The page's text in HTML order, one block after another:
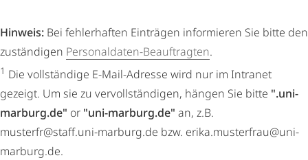
Hinweis: Bei fehlerhaften Einträgen informieren Sie bitte den
zuständigen Personaldaten-Beauftragten.
1 Die vollständige E-Mail-Adresse wird nur im Intranet
gezeigt. Um sie zu vervollständigen, hängen Sie bitte ".uni-
marburg.de" or "uni-marburg.de" an, z.B.
musterfr@staff.uni-marburg.de bzw. erika.musterfrau@uni-
marburg.de.